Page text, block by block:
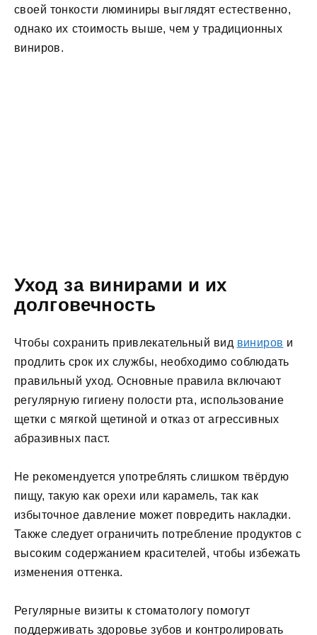
своей тонкости люминиры выглядят естественно,
однако их стоимость выше, чем у традиционных
виниров.
Уход за винирами и их
долговечность
Чтобы сохранить привлекательный вид виниров и
продлить срок их службы, необходимо соблюдать
правильный уход. Основные правила включают
регулярную гигиену полости рта, использование
щетки с мягкой щетиной и отказ от агрессивных
абразивных паст.
Не рекомендуется употреблять слишком твёрдую
пищу, такую как орехи или карамель, так как
избыточное давление может повредить накладки.
Также следует ограничить потребление продуктов с
высоким содержанием красителей, чтобы избежать
изменения оттенка.
Регулярные визиты к стоматологу помогут
поддерживать здоровье зубов и контролировать